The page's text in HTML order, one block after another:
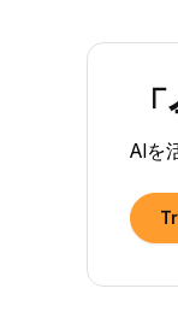
AIを